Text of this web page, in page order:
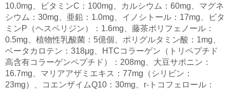
10.0mg、ビタミンC：100mg、カルシウム：60mg、マグネ
シウム：30mg、亜鉛：1.0mg、イノシトール：17mg、ビタ
ミンP（ヘスペリジン）：1.6mg、藤茶ポリフェノール：
0.5mg、植物性乳酸菌：5億個、ポリグルタミン酸：1mg、
ベータカロテン：318μg、HTCコラーゲン（トリペプチド
高含有コラーゲンペプチド）：208mg、大豆サポニン：
16.7mg、マリアアザミエキス：77mg（シリビン：
23mg）、コエンザイムQ10：30mg、r-トコフェロール：